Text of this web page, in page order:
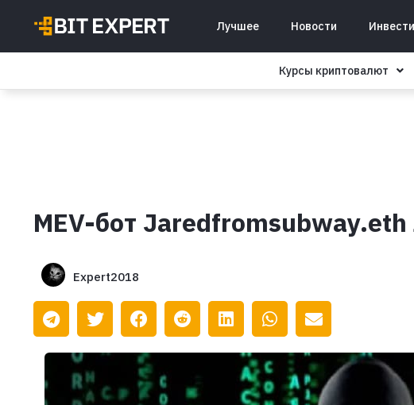
Лучшее Новости
Курсы криптовалют
MEV-бот
Expert2018